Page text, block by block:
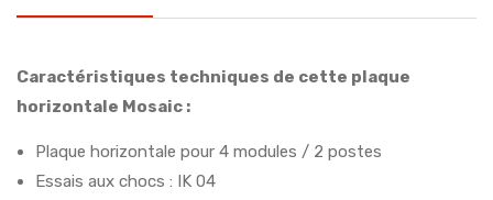
Caractéristiques techniques de cette plaque
horizontale Mosaic :
Plaque horizontale pour 4 modules / 2 postes
Essais aux chocs : IK 04